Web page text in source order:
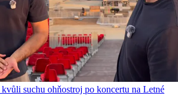
suchu ohňostroj po koncertu na Letné